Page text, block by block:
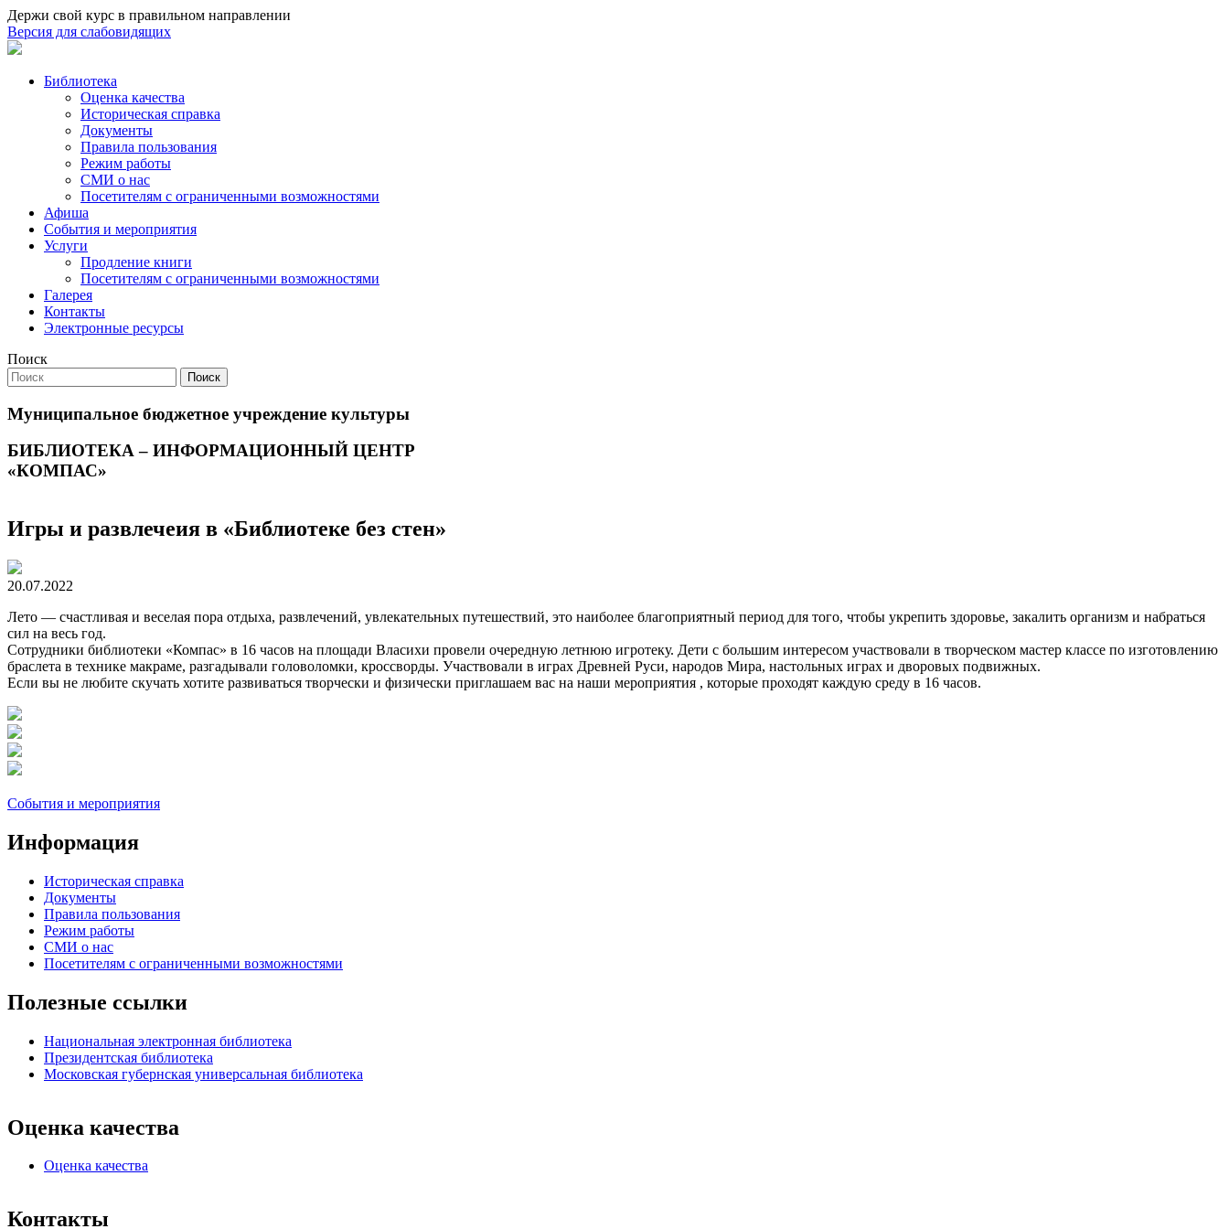
Держи свой курс в правильном направлении
Версия для слабовидящих
Библиотека
Оценка качества
Историческая справка
Документы
Правила пользования
Режим работы
СМИ о нас
Посетителям с ограниченными возможностями
Афиша
События и мероприятия
Услуги
Продление книги
Посетителям с ограниченными возможностями
Галерея
Контакты
Электронные ресурсы
Поиск
Поиск
Муниципальное бюджетное учреждение культуры
БИБЛИОТЕКА – ИНФОРМАЦИОННЫЙ ЦЕНТР
«КОМПАС»
Игры и развлечеия в «Библиотеке без стен»
20.07.2022
Лето — счастливая и веселая пора отдыха, развлечений, увлекательных путешествий, это наиболее благоприятный период для того, чтобы укрепить здоровье, закалить организм и набраться
сил на весь год.
Сотрудники библиотеки «Компас» в 16 часов на площади Власихи провели очередную летнюю игротеку. Дети с большим интересом участвовали в творческом мастер классе по изготовлению
браслета в технике макраме, разгадывали головоломки, кроссворды. Участвовали в играх Древней Руси, народов Мира, настольных играх и дворовых подвижных.
Если вы не любите скучать хотите развиваться творчески и физически приглашаем вас на наши мероприятия , которые проходят каждую среду в 16 часов.
События и мероприятия
Информация
Историческая справка
Документы
Правила пользования
Режим работы
СМИ о нас
Посетителям с ограниченными возможностями
Полезные ссылки
Национальная электронная библиотека
Президентская библиотека
Московская губернская универсальная библиотека
Оценка качества
Оценка качества
Контакты